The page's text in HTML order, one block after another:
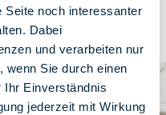
Seite noch interessanter
Dabei
und verarbeiten nur
wenn Sie durch einen
Ihr Einverständnis
jederzeit mit Wirkung
zufrieden.